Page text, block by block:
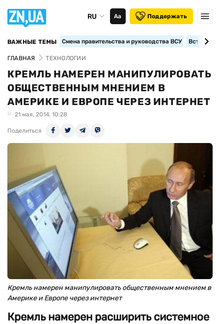
RU Аа Поддержать
ВАЖНЫЕ ТЕМЫ Смена правительства и руководства ВСУ
ГЛАВНАЯ ТЕХНОЛОГИИ
КРЕМЛЬ НАМЕРЕН МАНИПУЛИРОВАТЬ
ОБЩЕСТВЕННЫМ МНЕНИЕМ В
АМЕРИКЕ И ЕВРОПЕ ЧЕРЕЗ ИНТЕРНЕТ
21 мая, 2014, 10:28
Поделиться
Кремль намерен манипулировать общественным мнением в
Америке и Европе через интернет
Кремль намерен расширить системное